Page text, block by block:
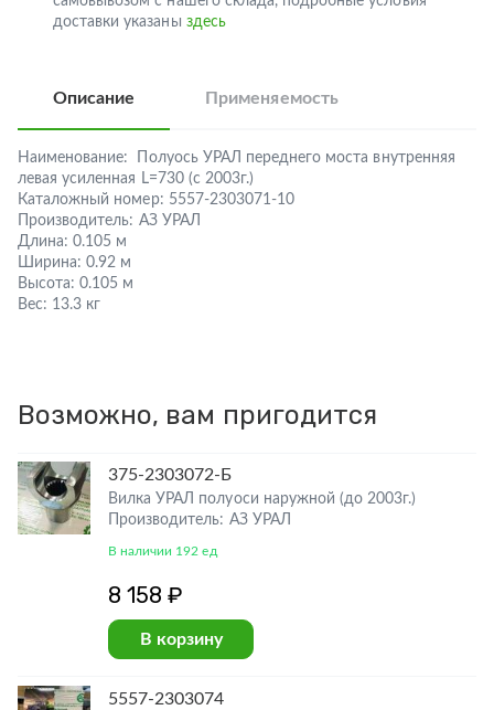
доставки указаны здесь
Описание Применяемость
Наименование:
Полуось УРАЛ переднего моста внутренняя
левая усиленная L=730 (с 2003г.)
Каталожный номер: 5557-2303071-10
Производитель: АЗ УРАЛ
Длина: 0.105 м
Ширина: 0.92 м
Высота: 0.105 м
Вес: 13.3 кг
Возможно, вам пригодится
375-2303072-Б
Вилка УРАЛ полуоси наружной (до 2003г.)
Производитель: АЗ УРАЛ
В наличии 192 ед
8 158 ₽
В корзину
5557-2303074